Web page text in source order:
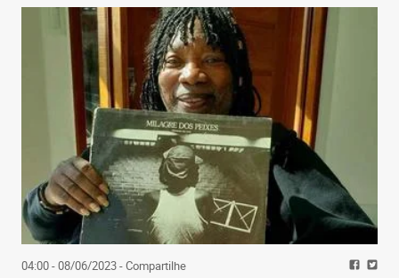
04:00 - 08/06/2023- Compartilhe